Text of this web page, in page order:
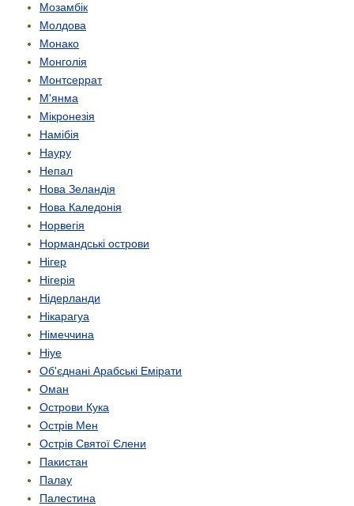
Мозамбік
Молдова
Монако
Монголія
Монтсеррат
М'янма
Мікронезія
Намібія
Науру
Непал
Нова Зеландія
Нова Каледонія
Норвегія
Нормандські острови
Нігер
Нігерія
Нідерланди
Нікарагуа
Німеччина
Ніуе
Об'єднані Арабські Емірати
Оман
Острови Кука
Острів Мен
Острів Святої Єлени
Пакистан
Палау
Палестина